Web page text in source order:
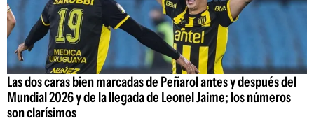
Las dos caras bien marcadas de Peñarol antes y después del
Mundial 2026 y de la llegada de Leonel Jaime; los números
son clarísimos